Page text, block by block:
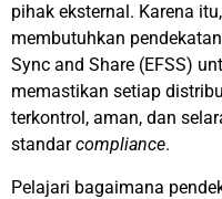
pihak eksternal. Karena itu,
membutuhkan
Sync and Share (EFSS)
memastikan setiap
terkontrol, aman, dan
standarcompliance.
Pelajari bagaimana